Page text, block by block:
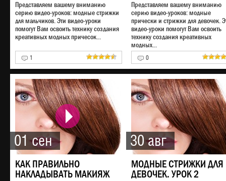
Представляем вашему вниманию
серию видео-уроков: модные стрижки
для мальчиков. Эти видео-уроки
помогут Вам освоить технику создания
креативных модных причесок...
1
Представляем вашему вниманию
серию видео-уроков: модные
прически и стрижки для девочек.
видео-уроки помогут Вам освоить
технику создания креативных
модных...
0
01 сен
КАК ПРАВИЛЬНО
НАКЛАДЫВАТЬ МАКИЯЖ
30 авг
МОДНЫЕ СТРИЖКИ ДЛЯ
ДЕВОЧЕК. УРОК 2